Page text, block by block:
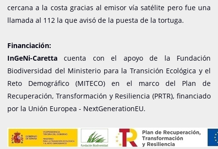
cercana a la costa gracias al emisor vía satélite pero fue una
llamada al 112 la que avisó de la puesta de la tortuga.
Financiación:
InGeNi-Caretta cuenta con el apoyo de la Fundación
Biodiversidad del Ministerio para la Transición Ecológica y el
Reto Demográfico (MITECO) en el marco del Plan de
Recuperación, Transformación y Resiliencia (PRTR), financiado
por la Unión Europea - NextGenerationEU.